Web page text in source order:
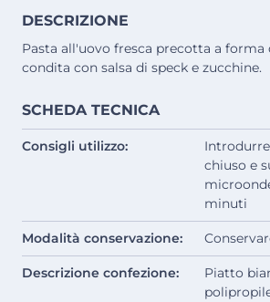
DESCRIZIONE
Pasta all'uovo fresca precotta a forma
condita con salsa di speck e zucchine.
SCHEDA TECNICA
Consigli utilizzo:
chiuso e
minuti
Modalità conservazione:
Descrizione confezione:
Piatto